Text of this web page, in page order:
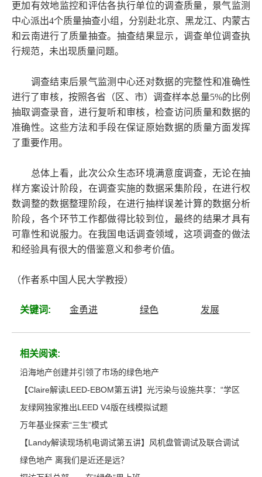
更加有效地监控和评估各执行单位的调查质量，景气监测
中心派出4个质量抽查小组，分别赴北京、黑龙江、内蒙古
和云南进行了质量抽查。抽查结果显示，调查单位调查执
行规范，未出现质量问题。
调查结束后景气监测中心还对数据的完整性和准确性
进行了审核，按照各省（区、市）调查样本总量5%的比例
抽取调查录音，进行复听和审核，检查访问质量和数据的
准确性。这些方法和手段在保证原始数据的质量方面发挥
了重要作用。
总体上看，此次公众生态环境满意度调查，无论在抽
样方案设计阶段，在调查实施的数据采集阶段，在进行权
数调整的数据整理阶段，在进行抽样误差计算的数据分析
阶段，各个环节工作都做得比较到位，最终的结果才具有
可靠性和说服力。在我国电话调查领域，这项调查的做法
和经验具有很大的借鉴意义和参考价值。
（作者系中国人民大学教授）
关键词: 金勇进 绿色 发展
相关阅读:
沿海地产创建并引领了市场的绿色地产
【Claire解读LEED-EBOM第五讲】光污染与设施共享：“学区
友绿网独家推出LEED V4版在线模拟试题
万年基业探索“三生”模式
【Landy解读现场机电调试第五讲】风机盘管调试及联合调试
绿色地产 离我们是近还是远？